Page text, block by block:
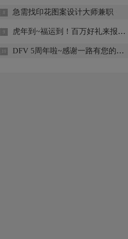
急需找印花图案设计大师兼职
虎年到~福运到！百万好礼来报到~！您有多重返现红包~快来领取吧~！每月上传活动公布
DFV 5周年啦~感谢一路有您的支持与厚爱！